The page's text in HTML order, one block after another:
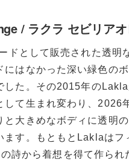
/ ラクラ セビリア
ドとして販売された透明
はなかった深い緑色の
した。その2015年の
して生まれ変わり、2026
と大きめなボディに透明
ます。もともとLaklaはフ
詩から着想を得て作られ